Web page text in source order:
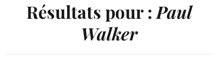
Résultats pour : Paul
Walker